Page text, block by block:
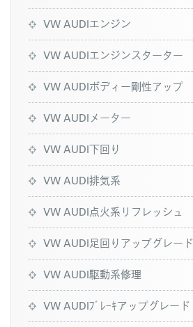
VW AUDIエンジン
VW AUDIエンジンスターター
VW AUDIボディー剛性アップ
VW AUDIメーター
VW AUDI下回り
VW AUDI排気系
VW AUDI点火系リフレッシュ
VW AUDI足回りアップグレード
VW AUDI駆動系修理
VW AUDIﾌﾞﾚｰｷアップグレード